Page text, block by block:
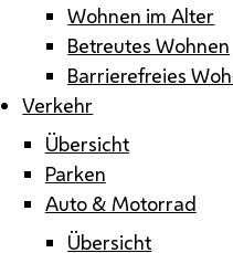
Wohnen im Alter
Betreutes Wohnen
Barrierefreies
Verkehr
Übersicht
Parken
Auto & Motorrad
Übersicht